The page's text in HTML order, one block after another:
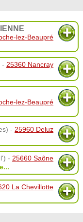
lez-Beaupré
- 25360 Nancray
lez-Beaupré
- 25960 Deluz
- 25660 Saône
...
La Chevillotte